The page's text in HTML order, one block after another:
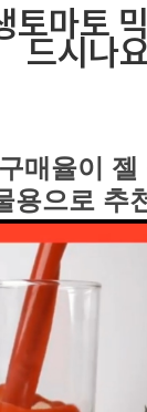
토마토
드시나
매율이
용으로 추